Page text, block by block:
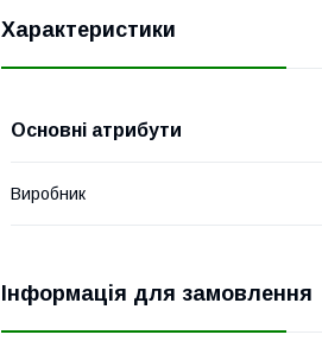
Характеристики
Основні атрибути
Виробник
Інформація для замовлення